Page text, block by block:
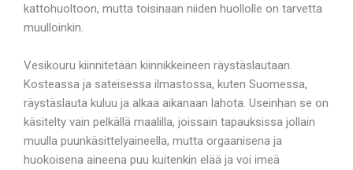
kattohuoltoon, mutta toisinaan niiden huollolle on tarvetta
muulloinkin.
Vesikouru kiinnitetään kiinnikkeineen räystäslautaan.
Kosteassa ja sateisessa ilmastossa, kuten Suomessa,
räystäslauta kuluu ja alkaa aikanaan lahota. Useinhan se on
käsitelty vain pelkällä maalilla, joissain tapauksissa jollain
muulla puunkäsittelyaineella, mutta orgaanisena ja
huokoisena aineena puu kuitenkin elää ja voi imeä